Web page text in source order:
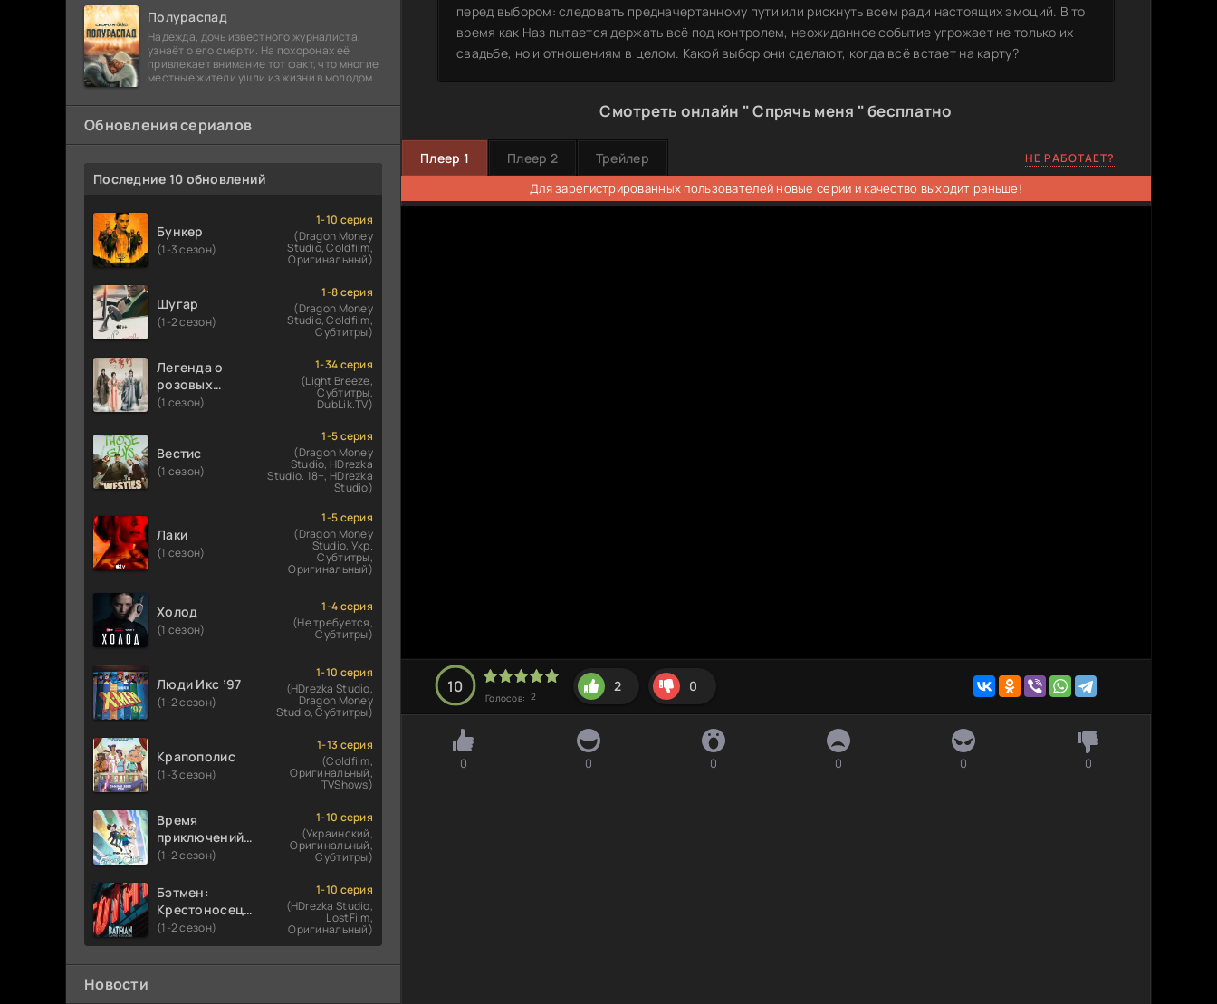
победу еще сорок
Полураспад
Надежда, дочь известного журналиста,
узнаёт о его смерти. На похоронах её
привлекает внимание тот факт, что многие
местные жители ушли из жизни в молодом
бомбы
Обновления сериалов
Последние 10 обновлений
Бункер
(1-3 сезон)
1-10 серия
(Dragon Money
Studio, Coldfilm,
Оригинальный)
Шугар
(1-2 сезон)
1-8 серия
(Dragon Money
Studio, Coldfilm,
Субтитры)
Легенда о
розовых
облаках
(1 сезон)
1-34 серия
(Light Breeze,
Субтитры,
DubLik.TV)
Вестис
(1 сезон)
1-5 серия
(Dragon Money
Studio, HDrezka
Studio. 18+, HDrezka
Studio)
Лаки
(1 сезон)
1-5 серия
(Dragon Money
Studio, Укр.
Субтитры,
Оригинальный)
Холод
(1 сезон)
1-4 серия
(Не требуется,
Субтитры)
Люди Икс ’97
(1-2 сезон)
1-10 серия
(HDrezka Studio,
Dragon Money
Studio, Субтитры)
Крапополис
(1-3 сезон)
1-13 серия
(Coldfilm,
Оригинальный,
TVShows)
Время
приключений:
Фионна и Кейк
(1-2 сезон)
1-10 серия
(Украинский,
Оригинальный,
Субтитры)
Бэтмен:
Крестоносец в
плаще
(1-2 сезон)
1-10 серия
(HDrezka Studio,
LostFilm,
Оригинальный)
Новости
перед выбором: следовать предначертанному пути или рискнуть всем ради настоящих эмоций. В то
время как Наз пытается держать всё под контролем, неожиданное событие угрожает не только их
свадьбе, но и отношениям в целом. Какой выбор они сделают, когда всё встает на карту?
Смотреть онлайн " Спрячь меня " бесплатно
Плеер 1 Плеер 2 Трейлер НЕ РАБОТАЕТ?
Для зарегистрированных пользователей новые серии и качество выходит раньше!
10
Голосов: 2
2 0
0 0 0 0 0 0